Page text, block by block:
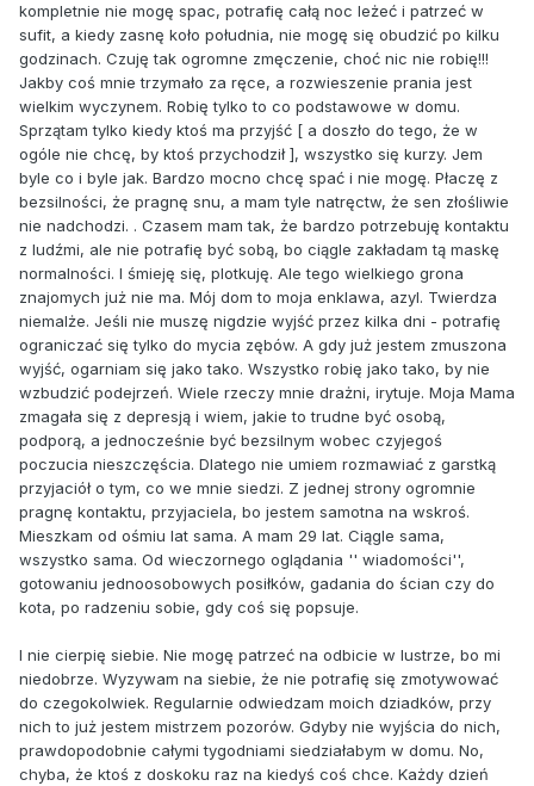
kompletnie nie mogę spac, potrafię całą noc leżeć i patrzeć w
sufit, a kiedy zasnę koło południa, nie mogę się obudzić po kilku
godzinach. Czuję tak ogromne zmęczenie, choć nic nie robię!!!
Jakby coś mnie trzymało za ręce, a rozwieszenie prania jest
wielkim wyczynem. Robię tylko to co podstawowe w domu.
Sprzątam tylko kiedy ktoś ma przyjść [ a doszło do tego, że w
ogóle nie chcę, by ktoś przychodził ], wszystko się kurzy. Jem
byle co i byle jak. Bardzo mocno chcę spać i nie mogę. Płaczę z
bezsilności, że pragnę snu, a mam tyle natręctw, że sen złośliwie
nie nadchodzi. . Czasem mam tak, że bardzo potrzebuję kontaktu
z ludźmi, ale nie potrafię być sobą, bo ciągle zakładam tą maskę
normalności. I śmieję się, plotkuję. Ale tego wielkiego grona
znajomych już nie ma. Mój dom to moja enklawa, azyl. Twierdza
niemalże. Jeśli nie muszę nigdzie wyjść przez kilka dni - potrafię
ograniczać się tylko do mycia zębów. A gdy już jestem zmuszona
wyjść, ogarniam się jako tako. Wszystko robię jako tako, by nie
wzbudzić podejrzeń. Wiele rzeczy mnie drażni, irytuje. Moja Mama
zmagała się z depresją i wiem, jakie to trudne być osobą,
podporą, a jednocześnie być bezsilnym wobec czyjegoś
poczucia nieszczęścia. Dlatego nie umiem rozmawiać z garstką
przyjaciół o tym, co we mnie siedzi. Z jednej strony ogromnie
pragnę kontaktu, przyjaciela, bo jestem samotna na wskroś.
Mieszkam od ośmiu lat sama. A mam 29 lat. Ciągle sama,
wszystko sama. Od wieczornego oglądania '' wiadomości'',
gotowaniu jednoosobowych posiłków, gadania do ścian czy do
kota, po radzeniu sobie, gdy coś się popsuje.
I nie cierpię siebie. Nie mogę patrzeć na odbicie w lustrze, bo mi
niedobrze. Wyzywam na siebie, że nie potrafię się zmotywować
do czegokolwiek. Regularnie odwiedzam moich dziadków, przy
nich to już jestem mistrzem pozorów. Gdyby nie wyjścia do nich,
prawdopodobnie całymi tygodniami siedziałabym w domu. No,
chyba, że ktoś z doskoku raz na kiedyś coś chce. Każdy dzień